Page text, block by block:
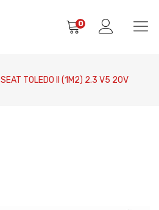
0
SEAT TOLEDO II (1M2) 2.3 V5 20V